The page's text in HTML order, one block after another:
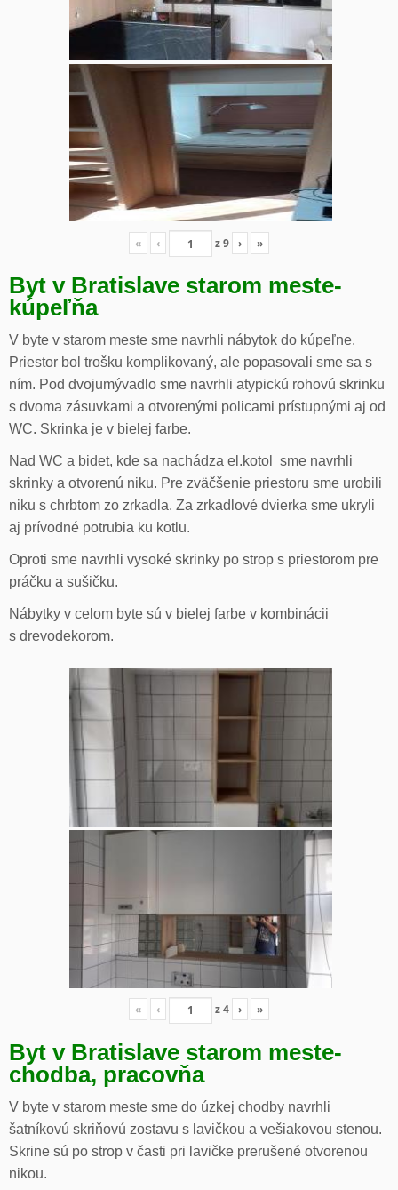
« ‹ z9 › »
Byt v Bratislave starom meste-
kúpeľňa
V byte v starom meste sme navrhli nábytok do kúpeľne.
Priestor bol trošku komplikovaný, ale popasovali sme sa s
ním. Pod dvojumývadlo sme navrhli atypickú rohovú skrinku
s dvoma zásuvkami a otvorenými policami prístupnými aj od
WC. Skrinka je v bielej farbe.
Nad WC a bidet, kde sa nachádza el.kotol sme navrhli
skrinky a otvorenú niku. Pre zväčšenie priestoru sme urobili
niku s chrbtom zo zrkadla. Za zrkadlové dvierka sme ukryli
aj prívodné potrubia ku kotlu.
Oproti sme navrhli vysoké skrinky po strop s priestorom pre
práčku a sušičku.
Nábytky v celom byte sú v bielej farbe v kombinácii
s drevodekorom.
« ‹ z4 › »
Byt v Bratislave starom meste-
chodba, pracovňa
V byte v starom meste sme do úzkej chodby navrhli
šatníkovú skriňovú zostavu s lavičkou a vešiakovou stenou.
Skrine sú po strop v časti pri lavičke prerušené otvorenou
nikou.